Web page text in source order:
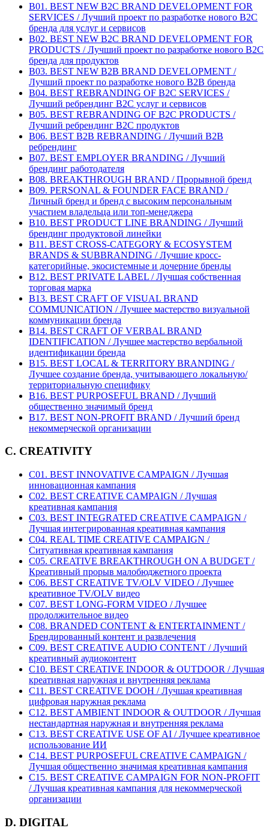
B01. BEST NEW B2C BRAND DEVELOPMENT FOR
SERVICES / Лучший проект по разработке нового B2C
бренда для услуг и сервисов
B02. BEST NEW B2C BRAND DEVELOPMENT FOR
PRODUCTS / Лучший проект по разработке нового B2C
бренда для продуктов
B03. BEST NEW B2B BRAND DEVELOPMENT /
Лучший проект по разработке нового B2B бренда
B04. BEST REBRANDING OF B2C SERVICES /
Лучший ребрендинг B2С услуг и сервисов
B05. BEST REBRANDING OF B2C PRODUCTS /
Лучший ребрендинг B2С продуктов
B06. BEST B2B REBRANDING / Лучший B2B
ребрендинг
B07. BEST EMPLOYER BRANDING / Лучший
брендинг работодателя
B08. BREAKTHROUGH BRAND / Прорывной бренд
B09. PERSONAL & FOUNDER FACE BRAND /
Личный бренд и бренд с высоким персональным
участием владельца или топ-менеджера
B10. BEST PRODUCT LINE BRANDING / Лучший
брендинг продуктовой линейки
B11. BEST CROSS-CATEGORY & ECOSYSTEM
BRANDS & SUBBRANDING / Лучшие кросс-
категорийные, экосистемные и дочерние бренды
B12. BEST PRIVATE LABEL / Лучшая собственная
торговая марка
B13. BEST CRAFT OF VISUAL BRAND
COMMUNICATION / Лучшее мастерство визуальной
коммуникации бренда
B14. BEST CRAFT OF VERBAL BRAND
IDENTIFICATION / Лучшее мастерство вербальной
идентификации бренда
B15. BEST LOCAL & TERRITORY BRANDING /
Лучшее создание бренда, учитывающего локальную/
территориальную специфику
B16. BEST PURPOSEFUL BRAND / Лучший
общественно значимый бренд
B17. BEST NON-PROFIT BRAND / Лучший бренд
некоммерческой организации
C. CREATIVITY
C01. BEST INNOVATIVE CAMPAIGN / Лучшая
инновационная кампания
C02. BEST CREATIVE CAMPAIGN / Лучшая
креативная кампания
C03. BEST INTEGRATED CREATIVE CAMPAIGN /
Лучшая интегрированная креативная кампания
C04. REAL TIME CREATIVE CAMPAIGN /
Ситуативная креативная кампания
C05. CREATIVE BREAKTHROUGH ON A BUDGET /
Креативный прорыв малобюджетного проекта
C06. BEST CREATIVE TV/OLV VIDEO / Лучшее
креативное TV/OLV видео
C07. BEST LONG-FORM VIDEO / Лучшее
продолжительное видео
C08. BRANDED CONTENT & ENTERTAINMENT /
Брендированный контент и развлечения
C09. BEST CREATIVE AUDIO CONTENT / Лучший
креативный аудиоконтент
C10. BEST CREATIVE INDOOR & OUTDOOR / Лучшая
креативная наружная и внутренняя реклама
C11. BEST CREATIVE DOOH / Лучшая креативная
цифровая наружная реклама
C12. BEST AMBIENT INDOOR & OUTDOOR / Лучшая
нестандартная наружная и внутренняя реклама
C13. BEST CREATIVE USE OF AI / Лучшее креативное
использование ИИ
C14. BEST PURPOSEFUL CREATIVE CAMPAIGN /
Лучшая общественно значимая креативная кампания
C15. BEST CREATIVE CAMPAIGN FOR NON-PROFIT
/ Лучшая креативная кампания для некоммерческой
организации
D. DIGITAL